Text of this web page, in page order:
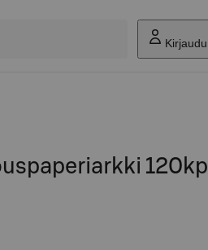
Kirjaudu
120kpl